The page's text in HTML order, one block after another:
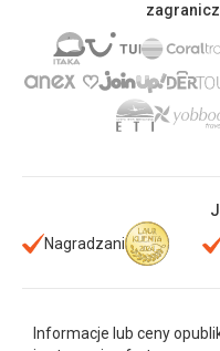
Nagradzani
Informacje lub ceny